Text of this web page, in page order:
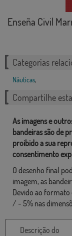
Enseña Civil
Categorias
Náuticas,
Compartilhe
As imagens e
bandeiras são de
proibido a sua
consentimento
O desenho final
imagem, as
Devido ao formato
/ - 5% nas
Descrição do